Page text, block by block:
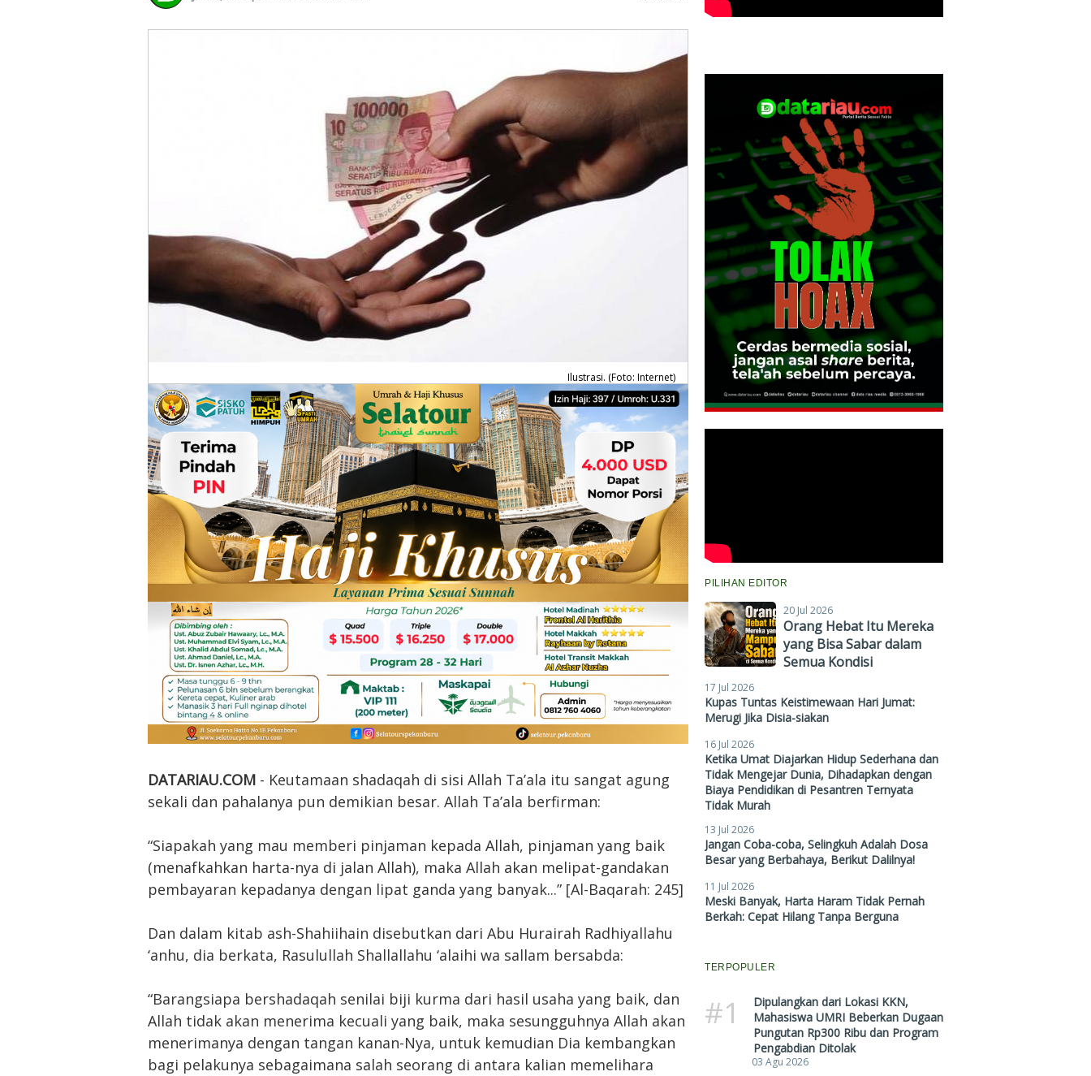
Ilustrasi. (Foto: Internet)
DATARIAU.COM - Keutamaan shadaqah di sisi Allah Ta’ala itu sangat agung
sekali dan pahalanya pun demikian besar. Allah Ta’ala berfirman:
“Siapakah yang mau memberi pinjaman kepada Allah, pinjaman yang baik
(menafkahkan harta-nya di jalan Allah), maka Allah akan melipat-gandakan
pembayaran kepadanya dengan lipat ganda yang banyak...” [Al-Baqarah: 245]
Dan dalam kitab ash-Shahiihain disebutkan dari Abu Hurairah Radhiyallahu
‘anhu, dia berkata, Rasulullah Shallallahu ‘alaihi wa sallam bersabda:
“Barangsiapa bershadaqah senilai biji kurma dari hasil usaha yang baik, dan
Allah tidak akan menerima kecuali yang baik, maka sesungguhnya Allah akan
menerimanya dengan tangan kanan-Nya, untuk kemudian Dia kembangkan
bagi pelakunya sebagaimana salah seorang di antara kalian memelihara
PILIHAN EDITOR
20 Jul 2026
Orang Hebat Itu Mereka
yang Bisa Sabar dalam
Semua Kondisi
17 Jul 2026
Kupas Tuntas Keistimewaan Hari Jumat:
Merugi Jika Disia-siakan
16 Jul 2026
Ketika Umat Diajarkan Hidup Sederhana dan
Tidak Mengejar Dunia, Dihadapkan dengan
Biaya Pendidikan di Pesantren Ternyata
Tidak Murah
13 Jul 2026
Jangan Coba-coba, Selingkuh Adalah Dosa
Besar yang Berbahaya, Berikut Dalilnya!
11 Jul 2026
Meski Banyak, Harta Haram Tidak Pernah
Berkah: Cepat Hilang Tanpa Berguna
TERPOPULER
#1
Dipulangkan dari Lokasi KKN,
Mahasiswa UMRI Beberkan Dugaan
Pungutan Rp300 Ribu dan Program
Pengabdian Ditolak
03 Agu 2026